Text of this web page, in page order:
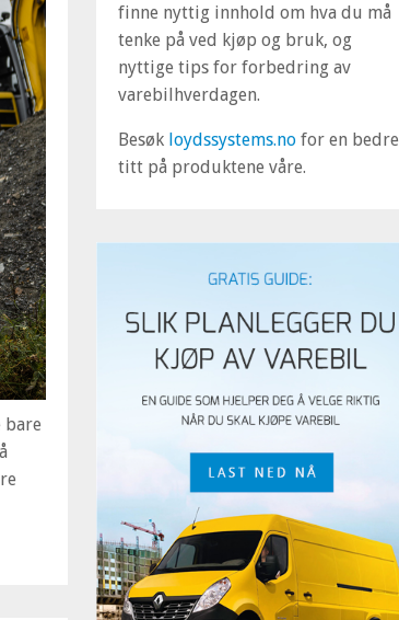
bare
finne nyttig innhold om hva du må
tenke på ved kjøp og bruk, og
nyttige tips for forbedring av
varebilhverdagen.
Besøk loydssystems.no for en bedre
titt på produktene våre.